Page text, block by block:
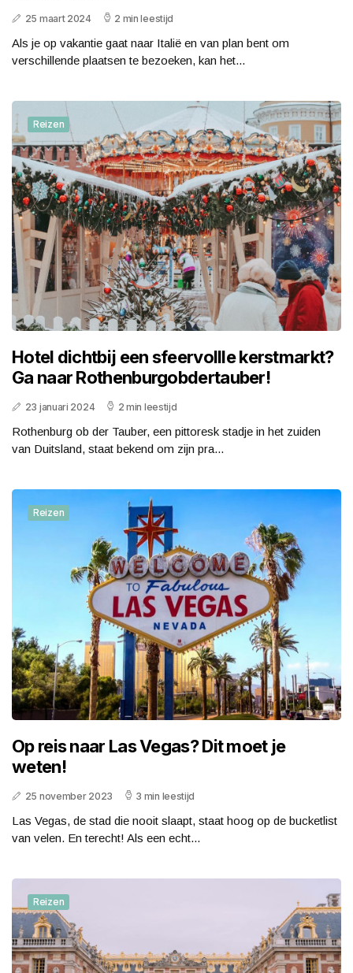
25 maart 2024 2 min leestijd
Als je op vakantie gaat naar Italië en van plan bent om
verschillende plaatsen te bezoeken, kan het...
Reizen
Hotel dichtbij een sfeervollle kerstmarkt?
Ga naar Rothenburgobdertauber!
23 januari 2024 2 min leestijd
Rothenburg ob der Tauber, een pittoresk stadje in het zuiden
van Duitsland, staat bekend om zijn pra...
Reizen
Op reis naar Las Vegas? Dit moet je
weten!
25 november 2023 3 min leestijd
Las Vegas, de stad die nooit slaapt, staat hoog op de bucketlist
van velen. En terecht! Als een echt...
Reizen